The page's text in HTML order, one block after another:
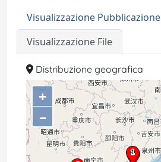
Visualizzazione Pubblicazione
Visualizzazione File
Distribuzione geografica
+
–